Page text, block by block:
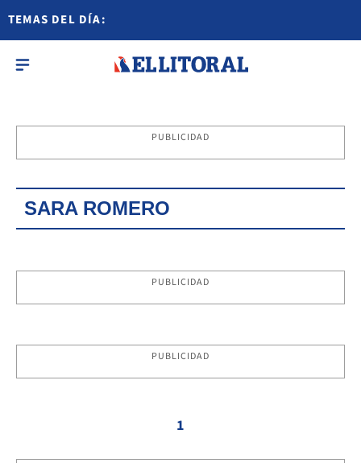
TEMAS DEL DÍA:
PUBLICIDAD
SARA ROMERO
PUBLICIDAD
PUBLICIDAD
1